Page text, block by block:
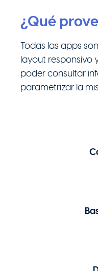
¿Qué
Todas las apps
layout responsivo
poder consultar
parametrizar la